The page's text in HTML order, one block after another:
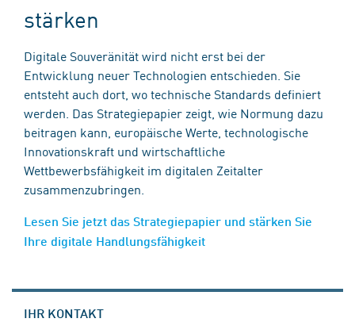
stärken
Digitale Souveränität wird nicht erst bei der
Entwicklung neuer Technologien entschieden. Sie
entsteht auch dort, wo technische Standards definiert
werden. Das Strategiepapier zeigt, wie Normung dazu
beitragen kann, europäische Werte, technologische
Innovationskraft und wirtschaftliche
Wettbewerbsfähigkeit im digitalen Zeitalter
zusammenzubringen.
Lesen Sie jetzt das Strategiepapier und stärken Sie
Ihre digitale Handlungsfähigkeit
IHR KONTAKT